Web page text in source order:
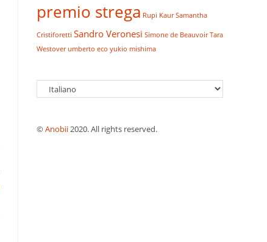
premio strega Rupi Kaur Samantha
Cristiforetti Sandro Veronesi Simone de Beauvoir Tara
Westover umberto eco yukio mishima
Scegli
©Anobii2020. All rights reserved.